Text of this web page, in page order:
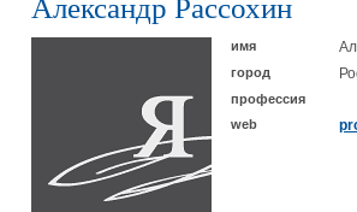
Александр Рассохин
имя
город
профессия
web